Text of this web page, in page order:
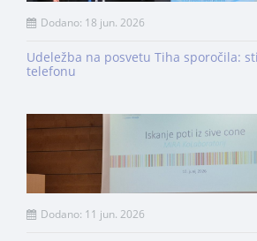
Dodano: 18 jun. 2026
Udeležba na posvetu Tiha sporočila:
telefonu
Dodano: 11 jun. 2026